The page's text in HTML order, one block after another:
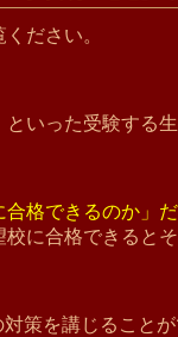
ださい。
といった受験する
合格できるのか」
に合格できると
を講じること